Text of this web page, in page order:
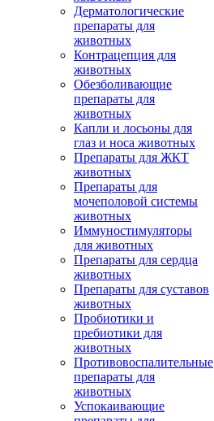
Дерматологические
препараты для
животных
Контрацепция для
животных
Обезболивающие
препараты для
животных
Капли и лосьоны для
глаз и носа животных
Препараты для ЖКТ
животных
Препараты для
мочеполовой системы
животных
Иммуностимуляторы
для животных
Препараты для сердца
животных
Препараты для суставов
животных
Пробиотики и
пребиотики для
животных
Противовоспалительные
препараты для
животных
Успокаивающие